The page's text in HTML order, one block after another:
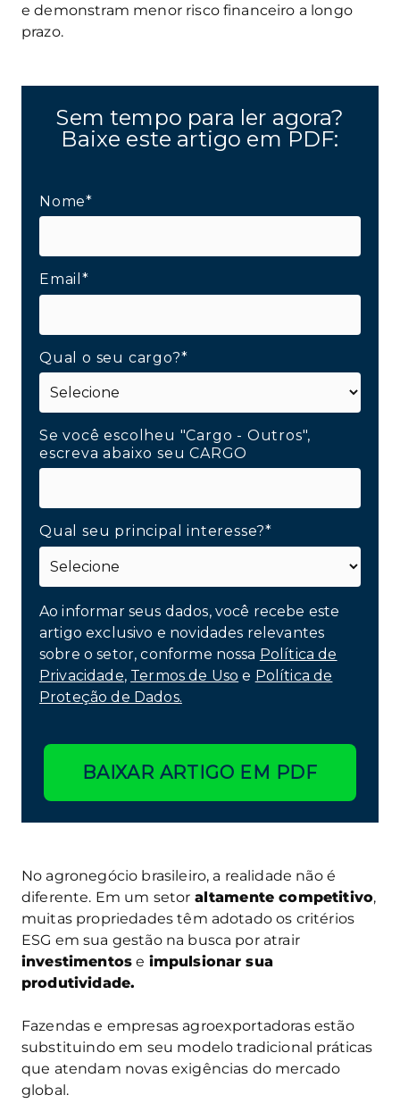
e demonstram menor risco financeiro a longo
prazo.
Sem tempo para ler agora?
Baixe este artigo em PDF:
Nome*
Email*
Qual o seu cargo?*
Se você escolheu "Cargo - Outros",
escreva abaixo seu CARGO
Qual seu principal interesse?*
Ao informar seus dados, você recebe este
artigo exclusivo e novidades relevantes
sobre o setor, conforme nossa Política de
Privacidade, Termos de Uso e Política de
Proteção de Dados.
BAIXAR ARTIGO EM PDF
No agronegócio brasileiro, a realidade não é
diferente. Em um setor altamente competitivo,
muitas propriedades têm adotado os critérios
ESG em sua gestão na busca por atrair
investimentos e impulsionar sua
produtividade.
Fazendas e empresas agroexportadoras estão
substituindo em seu modelo tradicional práticas
que atendam novas exigências do mercado
global.